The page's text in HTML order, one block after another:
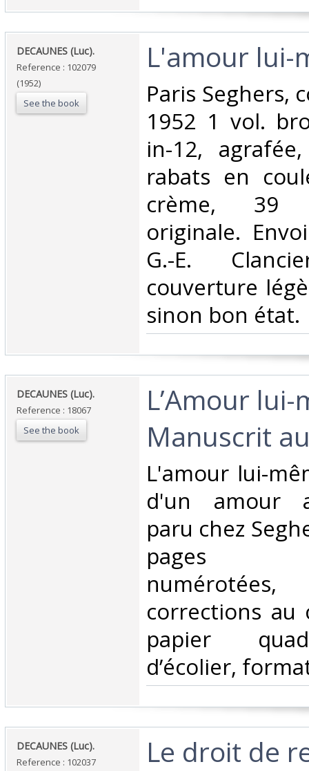
‎DECAUNES (Luc).‎
Reference : 102079
(1952)
See the book
‎L'amour lui-
‎Paris Seghers,
1952 1 vol.
in-12,
rabats en
crème, 39
originale.
G.-E.
couverture
sinon bon état.‎
‎DECAUNES (Luc).‎
Reference : 18067
See the book
‎L’Amour lui-
Manuscrit
‎L'amour lui-
d'un amour
paru chez
pages
corrections au
papier
d’écolier,
‎DECAUNES (Luc).‎
Reference : 102037
‎Le droit de